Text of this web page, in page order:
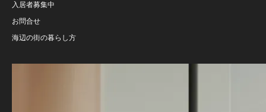
入居者募集中
お問合せ
海辺の街の暮らし方